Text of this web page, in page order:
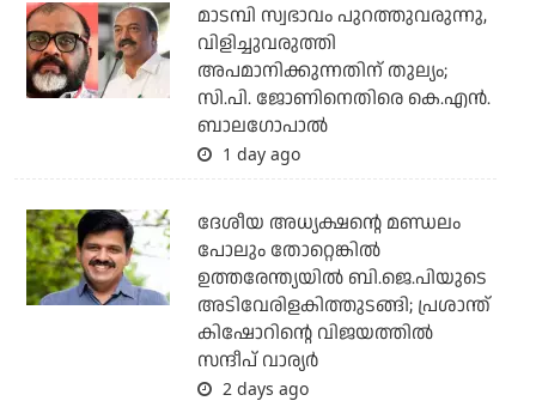
മാടമ്പി സ്വഭാവം പുറത്തുവരുന്നു,
വിളിച്ചുവരുത്തി
അപമാനിക്കുന്നതിന് തുല്യം;
സി.പി. ജോണിനെതിരെ കെ.എന്‍.
ബാലഗോപാല്‍
1 day ago
ദേശീയ അധ്യക്ഷന്റെ മണ്ഡലം
പോലും തോറ്റെങ്കില്‍
ഉത്തരേന്ത്യയില്‍ ബി.ജെ.പിയുടെ
അടിവേരിളകിത്തുടങ്ങി; പ്രശാന്ത്
കിഷോറിന്റെ വിജയത്തില്‍
സന്ദീപ് വാര്യര്‍
2 days ago